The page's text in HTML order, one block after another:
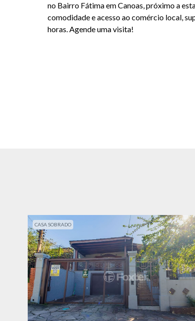
no Bairro Fátima em Canoas, próximo a
comodidade e acesso ao comércio local,
horas. Agende uma visita!
CASA SOBRADO